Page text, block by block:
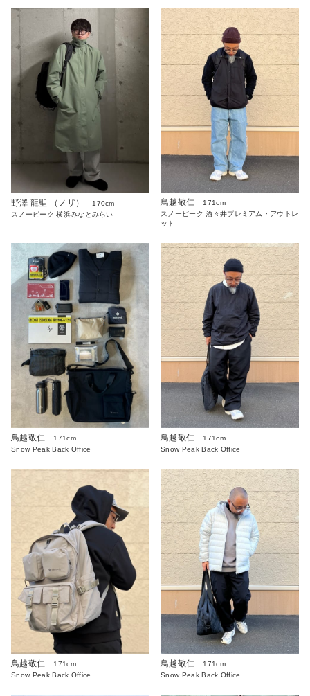
野澤 龍聖 （ノザ）
170cm
スノーピーク 横浜みなとみらい
鳥越敬仁
171cm
スノーピーク 酒々井プレミアム・アウトレ
ット
鳥越敬仁
171cm
Snow Peak Back Office
鳥越敬仁
171cm
Snow Peak Back Office
鳥越敬仁
171cm
Snow Peak Back Office
鳥越敬仁
171cm
Snow Peak Back Office